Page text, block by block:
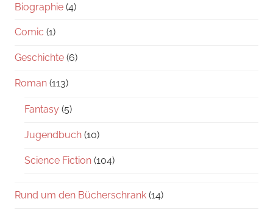
Biographie (4)
Comic (1)
Geschichte (6)
Roman (113)
Fantasy (5)
Jugendbuch (10)
Science Fiction (104)
Rund um den Bücherschrank (14)